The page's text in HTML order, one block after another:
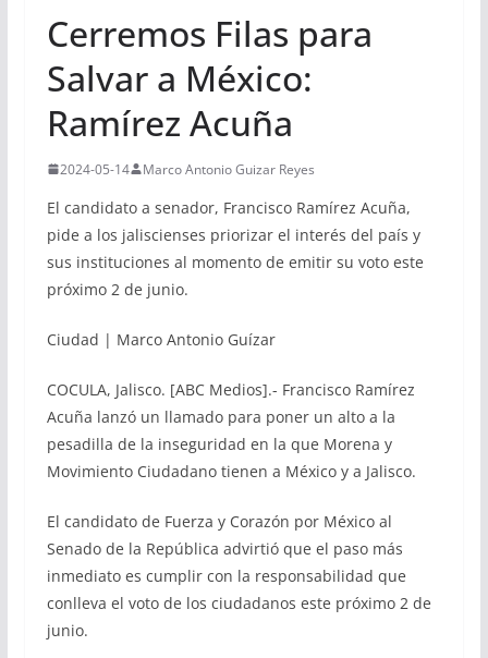
Cerremos Filas para
Salvar a México:
Ramírez Acuña
2024-05-14 Marco Antonio Guizar Reyes
El candidato a senador, Francisco Ramírez Acuña,
pide a los jaliscienses priorizar el interés del país y
sus instituciones al momento de emitir su voto este
próximo 2 de junio.
Ciudad | Marco Antonio Guízar
COCULA, Jalisco. [ABC Medios].- Francisco Ramírez
Acuña lanzó un llamado para poner un alto a la
pesadilla de la inseguridad en la que Morena y
Movimiento Ciudadano tienen a México y a Jalisco.
El candidato de Fuerza y Corazón por México al
Senado de la República advirtió que el paso más
inmediato es cumplir con la responsabilidad que
conlleva el voto de los ciudadanos este próximo 2 de
junio.